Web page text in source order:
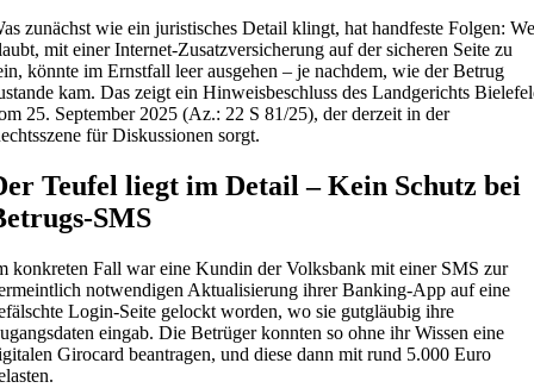
zunächst wie ein juristisches Detail klingt, hat handfeste Folgen:
mit einer Internet-Zusatzversicherung auf der sicheren Seite zu
könnte im Ernstfall leer ausgehen – je nachdem, wie der Betrug
kam. Das zeigt ein Hinweisbeschluss des Landgerichts
25. September 2025 (Az.: 22 S 81/25), der derzeit in der
für Diskussionen sorgt.
Teufel liegt im Detail – Kein Schutz bei
SMS
konkreten Fall war eine Kundin der Volksbank mit einer SMS zur
notwendigen Aktualisierung ihrer Banking-App auf eine
Login-Seite gelockt worden, wo sie gutgläubig ihre
eingab. Die Betrüger konnten so ohne ihr Wissen eine
Girocard beantragen, und diese dann mit rund 5.000 Euro